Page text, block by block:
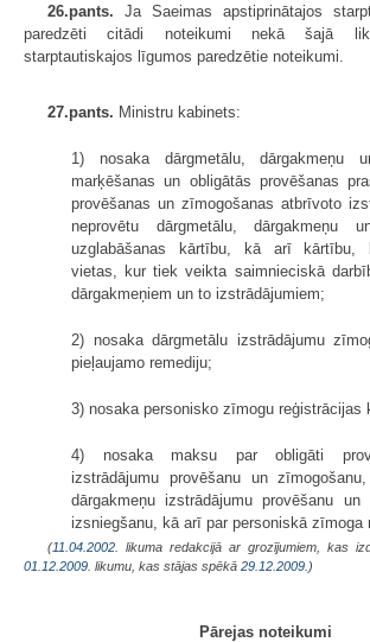
26.pants. Ja Saeimas apstiprinātajos
paredzēti citādi noteikumi nekā šajā
starptautiskajos līgumos paredzētie noteikumi.
27.pants. Ministru kabinets:
1) nosaka dārgmetālu, dārgakmeņu
marķēšanas un obligātās provēšanas
provēšanas un zīmogošanas atbrīvoto
neprovētu dārgmetālu, dārgakmeņu
uzglabāšanas kārtību, kā arī kārtību,
vietas, kur tiek veikta saimnieciskā
dārgakmeņiem un to izstrādājumiem;
2) nosaka dārgmetālu izstrādājumu
pieļaujamo remediju;
3) nosaka personisko zīmogu reģistrācijas
4) nosaka maksu par obligāti
izstrādājumu provēšanu un
dārgakmeņu izstrādājumu provēšanu
izsniegšanu, kā arī par personiskā zīmoga
(11.04.2002 . likuma redakcijā ar grozījumiem, kas
01.12.2009 . likumu, kas stājas spēkā 29.12.2009. )
Pārejas noteikumi